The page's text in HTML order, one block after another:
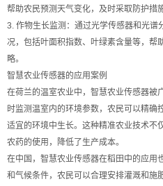
帮助农民预测天气变化，及时采取防护措
3. 作物生长监测：通过光学传感器和光
况，包括叶面积指数、叶绿素含量等，帮
略。
智慧农业传感器的应用案例
在荷兰的温室农业中，智慧农业传感器被
时监测温室内的环境参数，农民可以精确
适宜的环境中生长。这种精准农业技术不
农药的使用，降低了生产成本。
在中国，智慧农业传感器在稻田中的应用
和气候条件，农民可以合理安排灌溉和施